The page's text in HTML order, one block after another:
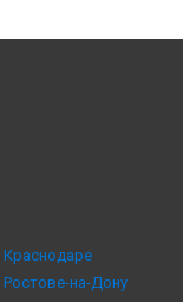
Краснодаре
Ростове-на-Дону